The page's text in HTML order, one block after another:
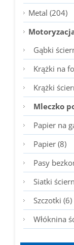
Metal (204)
Gąbki
Krążki na
Krążki
Mleczko
Papier na
Papier (8)
Pasy
Siatki
Szczotki (6)
Włóknina